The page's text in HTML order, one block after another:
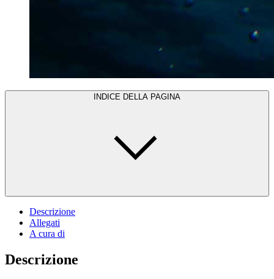
INDICE DELLA PAGINA
Descrizione
Allegati
A cura di
Descrizione